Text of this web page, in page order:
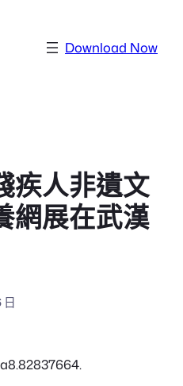
Download Now
疾人非遺文
網展在武漢
日